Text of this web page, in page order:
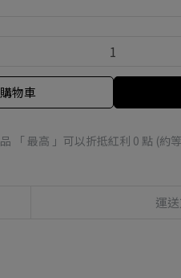
物車
「 最高 」可以折抵紅利 0 點 (約
運